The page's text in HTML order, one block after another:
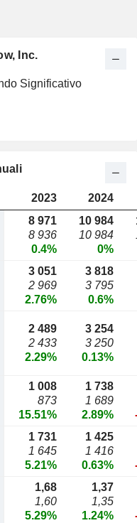
Inc.
Significativo
2023 2024
8 971
8 936
0.4%
10 984
10 984
0%
3 051
2 969
2.76%
3 818
3 795
0.6%
2 489
2 433
2.29%
3 254
3 250
0.13%
1 008
873
15.51%
1 738
1 689
2.89%
1 731
1 645
5.21%
1 425
1 416
0.63%
1,68
1,60
5.29%
1,37
1,35
1.24%